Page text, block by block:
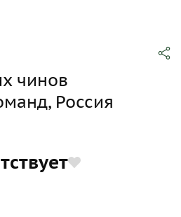
чинов
Россия